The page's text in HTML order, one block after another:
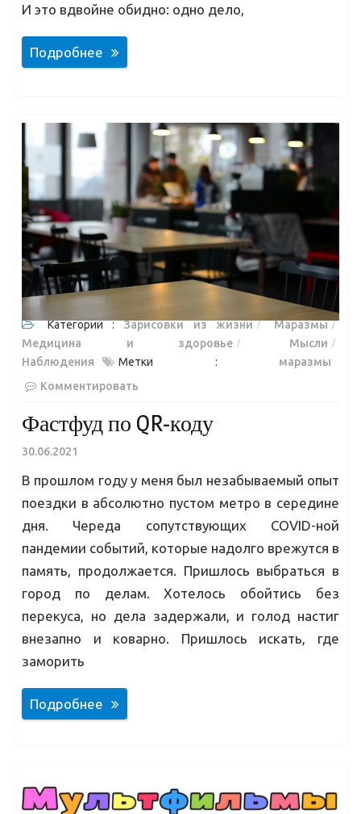
И это вдвойне обидно: одно дело,
Подробнее
Категории :Зарисовки из жизни
Маразмы
Медицина и здоровье
Мысли
Наблюдения
Метки : маразмы
Комментировать
Фастфуд по QR-коду
30.06.2021
В прошлом году у меня был незабываемый опыт
поездки в абсолютно пустом метро в середине
дня. Череда сопутствующих COVID-ной
пандемии событий, которые надолго врежутся в
память, продолжается. Пришлось выбраться в
город по делам. Хотелось обойтись без
перекуса, но дела задержали, и голод настиг
внезапно и коварно. Пришлось искать, где
заморить
Подробнее